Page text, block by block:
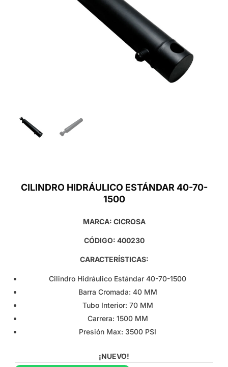
CILINDRO HIDRÁULICO ESTÁNDAR 40-70-
1500
MARCA: CICROSA
CÓDIGO: 400230
CARACTERÍSTICAS:
Cilindro Hidráulico Estándar 40-70-1500
Barra Cromada: 40 MM
Tubo Interior: 70 MM
Carrera: 1500 MM
Presión Max: 3500 PSI
¡NUEVO!